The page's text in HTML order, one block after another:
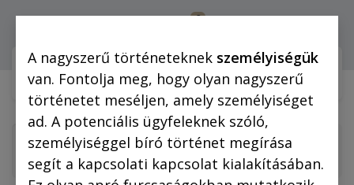
0
Webshop (mobilra)
A nagyszerű történeteknek személyiségük
van. Fontolja meg, hogy olyan nagyszerű
történetet meséljen, amely személyiséget
ad. A potenciális ügyfeleknek szóló,
személyiséggel bíró történet megírása
segít a kapcsolati kapcsolat kialakításában.